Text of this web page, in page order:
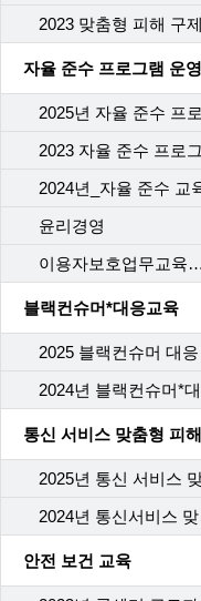
자율 준수 프로그램 운영
2024년_자율 준수 교
윤리경영
이용자보호업무교육사후관리
블랙컨슈머*대응교육
안전 보건 교육